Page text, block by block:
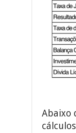
Abaixo